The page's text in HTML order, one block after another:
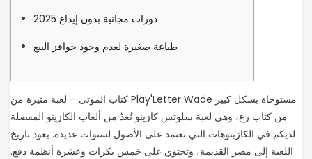
دورات مجانية بدون إيداع 2025
طباعة صغيرة لعدم وجود حوافز البيع
كتاب الموتى – لعبة مثيرة من Play'Letter Wade مستوحاة بشكل كبير
من كتاب رع، وهي لعبة سلوتس كازينو تُعدّ من ألعاب الكازينو المفضلة
لديكم في الكازينوهات التي تعتمد على الأصول لسنوات عديدة. يعود تاريخ
اللعبة إلى مصر القديمة، وتحتوي على خمس بكرات وعشرة أنظمة دفع.